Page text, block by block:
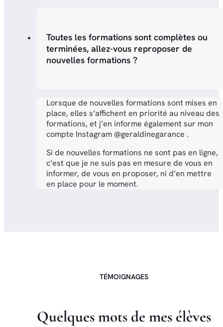
Toutes les formations sont complètes ou
terminées, allez-vous reproposer de
nouvelles formations ?
Lorsque de nouvelles formations sont mises en
place, elles s’affichent en priorité au niveau des
formations, et j’en informe également sur mon
compte Instagram @geraldinegarance .
Si de nouvelles formations ne sont pas en ligne,
c’est que je ne suis pas en mesure de vous en
informer, de vous en proposer, ni d’en mettre
en place pour le moment.
TÉMOIGNAGES
Quelquesmots de mes élèves